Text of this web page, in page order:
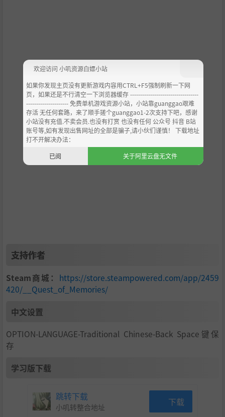
支持作者
Steam商城： https://store.steampowered.com/app/2459
420/__Quest_of_Memories/
中文设置
OPTION-LANGUAGE-Traditional Chinese-Back Space键保
存
学习版下载
跳转下载
小叽转整合地址 下载
欢迎访问 小叽资源白嫖小站
如果你发现主页没有更新游戏内容用CTRL+F5强制刷新一下网
页，如果还是不行清空一下浏览器缓存 ----------------------------------
--------------------- 免费单机游戏资源小站，小站靠guanggao艰难
存活 无任何套路，来了顺手搓个guanggao1-2次支持下吧，感谢
小站没有充值.不卖会员.也没有打赏 也没有任何 公众号 抖音 B站
账号等,如有发现出售网址的全部是骗子,请小伙们谨慎！ 下载地址
打不开解决办法：
已阅
关于阿里云盘无文件